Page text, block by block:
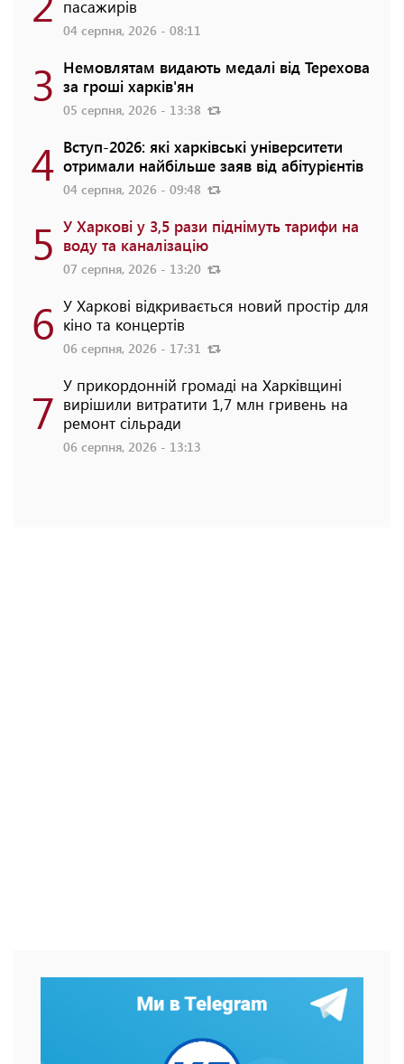
пасажирів
04 серпня, 2026 - 08:11
3 Немовлятам видають медалі від Терехова
за гроші харків'ян
05 серпня, 2026 - 13:38
4 Вступ-2026: які харківські університети
отримали найбільше заяв від абітурієнтів
04 серпня, 2026 - 09:48
5 У Харкові у 3,5 рази піднімуть тарифи на
воду та каналізацію
07 серпня, 2026 - 13:20
6 У Харкові відкривається новий простір для
кіно та концертів
06 серпня, 2026 - 17:31
7 У прикордонній громаді на Харківщині
вирішили витратити 1,7 млн гривень на
ремонт сільради
06 серпня, 2026 - 13:13